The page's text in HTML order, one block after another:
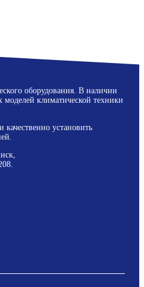
оборудования. В наличии
климатической техники
установить